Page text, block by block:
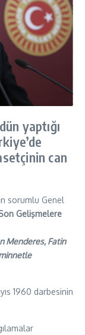
yaptığı
can
sorumlu Genel
Gelişmelere
Menderes, Fatin
1960 darbesinin